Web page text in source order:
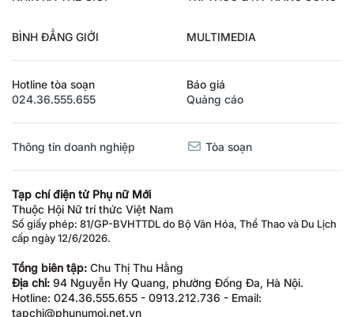
BÌNH ĐẲNG GIỚI MULTIMEDIA
Hotline tòa soạn
024.36.555.655
Báo giá
Quảng cáo
Thông tin doanh nghiệp Tòa soạn
Tạp chí điện tử Phụ nữ Mới
Thuộc Hội Nữ trí thức Việt Nam
Số giấy phép: 81/GP-BVHTTDL do Bộ Văn Hóa, Thể Thao và Du Lịch
cấp ngày 12/6/2026.
Tổng biên tập: Chu Thị Thu Hằng
Địa chỉ: 94 Nguyễn Hy Quang, phường Đống Đa, Hà Nội.
Hotline: 024.36.555.655 - 0913.212.736 - Email:
tapchi@phunumoi.net.vn